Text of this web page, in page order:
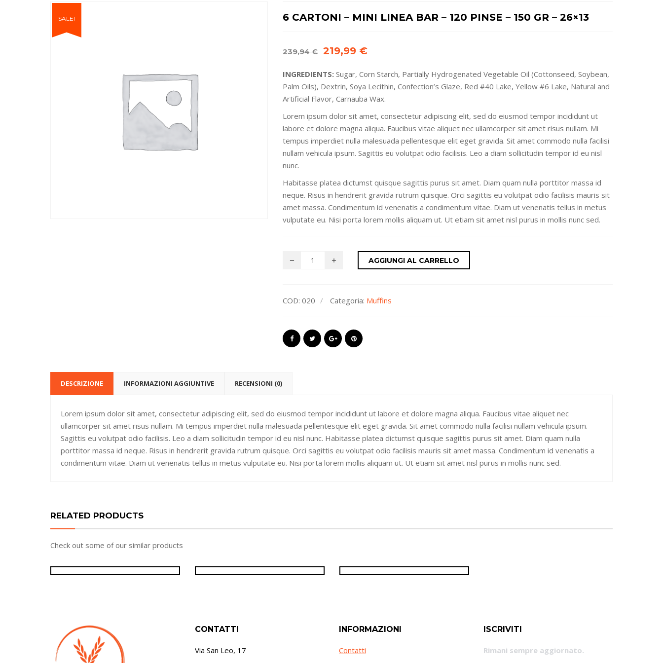
SALE! 6 CARTONI – MINI LINEA BAR – 120 PINSE – 150 GR – 26×13
239,94€ Il
originale
era:
239,94 €.
219,99 €Il
attuale
è:
219,99 €.
INGREDIENTS: Sugar, Corn Starch, Partially Hydrogenated Vegetable Oil (Cottonseed, Soybean,
Palm Oils), Dextrin, Soya Lecithin, Confection’s Glaze, Red #40 Lake, Yellow #6 Lake, Natural and
Artificial Flavor, Carnauba Wax.
Lorem ipsum dolor sit amet, consectetur adipiscing elit, sed do eiusmod tempor incididunt ut
labore et dolore magna aliqua. Faucibus vitae aliquet nec ullamcorper sit amet risus nullam. Mi
tempus imperdiet nulla malesuada pellentesque elit eget gravida. Sit amet commodo nulla facilisi
nullam vehicula ipsum. Sagittis eu volutpat odio facilisis. Leo a diam sollicitudin tempor id eu nisl
nunc.
Habitasse platea dictumst quisque sagittis purus sit amet. Diam quam nulla porttitor massa id
neque. Risus in hendrerit gravida rutrum quisque. Orci sagittis eu volutpat odio facilisis mauris sit
amet massa. Condimentum id venenatis a condimentum vitae. Diam ut venenatis tellus in metus
vulputate eu. Nisi porta lorem mollis aliquam ut. Ut etiam sit amet nisl purus in mollis nunc sed.
AGGIUNGI AL CARRELLO
COD: 020 Categoria: Muffins
DESCRIZIONE INFORMAZIONI AGGIUNTIVE RECENSIONI (0)
Lorem ipsum dolor sit amet, consectetur adipiscing elit, sed do eiusmod tempor incididunt ut labore et dolore magna aliqua. Faucibus vitae aliquet nec
ullamcorper sit amet risus nullam. Mi tempus imperdiet nulla malesuada pellentesque elit eget gravida. Sit amet commodo nulla facilisi nullam vehicula ipsum.
Sagittis eu volutpat odio facilisis. Leo a diam sollicitudin tempor id eu nisl nunc. Habitasse platea dictumst quisque sagittis purus sit amet. Diam quam nulla
porttitor massa id neque. Risus in hendrerit gravida rutrum quisque. Orci sagittis eu volutpat odio facilisis mauris sit amet massa. Condimentum id venenatis a
condimentum vitae. Diam ut venenatis tellus in metus vulputate eu. Nisi porta lorem mollis aliquam ut. Ut etiam sit amet nisl purus in mollis nunc sed.
RELATED PRODUCTS
Check out some of our similar products
CONTATTI
Via San Leo, 17
INFORMAZIONI
Contatti
ISCRIVITI
Rimani sempre aggiornato.